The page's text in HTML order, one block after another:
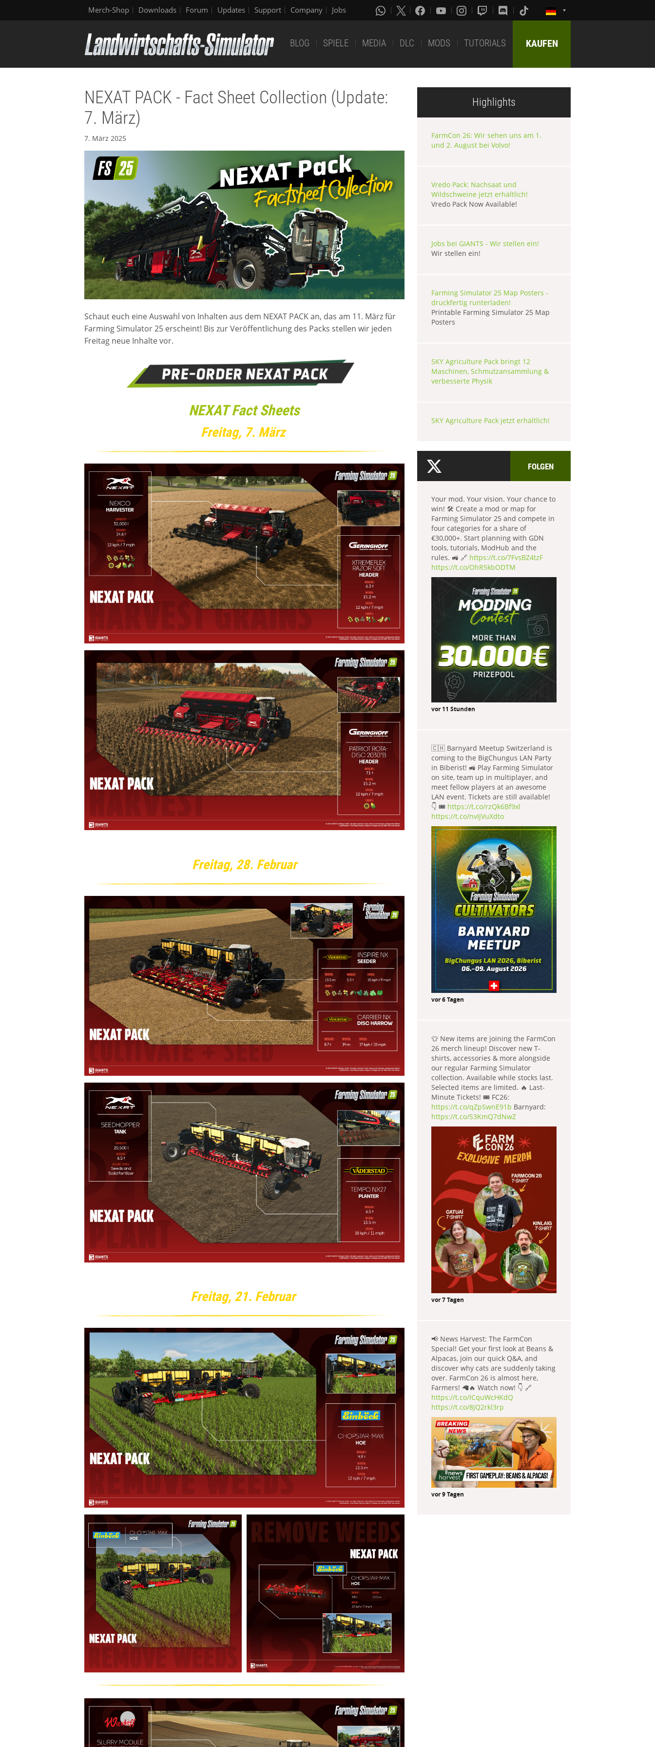
Merch-Shop Downloads Forum Updates Support Company Jobs
BLOG SPIELE MEDIA DLC MODS TUTORIALS KAUFEN
NEXAT PACK - Fact Sheet Collection (Update:
7. März)
7. März 2025
Schaut euch eine Auswahl von Inhalten aus dem NEXAT PACK an, das am 11. März für
Farming Simulator 25 erscheint! Bis zur Veröffentlichung des Packs stellen wir jeden
Freitag neue Inhalte vor.
NEXAT Fact Sheets
Freitag, 7. März
Freitag, 28. Februar
Freitag, 21. Februar
Highlights
FarmCon 26: Wir sehen uns am 1.
und 2. August bei Volvo!
Vredo Pack: Nachsaat und
Wildschweine jetzt erhältlich!
Vredo Pack Now Available!
Jobs bei GIANTS - Wir stellen ein!
Wir stellen ein!
Farming Simulator 25 Map Posters -
druckfertig runterladen!
Printable Farming Simulator 25 Map
Posters
SKY Agriculture Pack bringt 12
Maschinen, Schmutzansammlung &
verbesserte Physik
SKY Agriculture Pack jetzt erhältlich!
FOLGEN
Your mod. Your vision. Your chance to
win! 🛠️ Create a mod or map for
Farming Simulator 25 and compete in
four categories for a share of
€30,000+. Start planning with GDN
tools, tutorials, ModHub and the
rules. 🚜 🔗 https://t.co/7FvsBZ4tzF
https://t.co/OhR5kbODTM
vor 11 Stunden
🇨🇭 Barnyard Meetup Switzerland is
coming to the BigChungus LAN Party
in Biberist! 🚜 Play Farming Simulator
on site, team up in multiplayer, and
meet fellow players at an awesome
LAN event. Tickets are still available!
👇 🎟️ https://t.co/rzQk6Bf9xl
https://t.co/nvIjVuXdto
vor 6 Tagen
👕 New items are joining the FarmCon
26 merch lineup! Discover new T-
shirts, accessories & more alongside
our regular Farming Simulator
collection. Available while stocks last.
Selected items are limited. 🔥 Last-
Minute Tickets! 🎟️ FC26:
https://t.co/qZpSwnE91b Barnyard:
https://t.co/S3KmQ7dNwZ
vor 7 Tagen
📢 News Harvest: The FarmCon
Special! Get your first look at Beans &
Alpacas, join our quick Q&A, and
discover why cats are suddenly taking
over. FarmCon 26 is almost here,
Farmers! 🦙🔥 Watch now! 👇 🔗
https://t.co/lCquWcHKdQ
https://t.co/8jQ2rkl3rp
vor 9 Tagen